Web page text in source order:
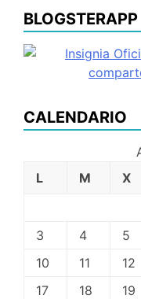
modificados en el
SVN
BLOGSTERAPP
CALENDARIO
L
M X
3
4 5
10
11 12
17
18 19